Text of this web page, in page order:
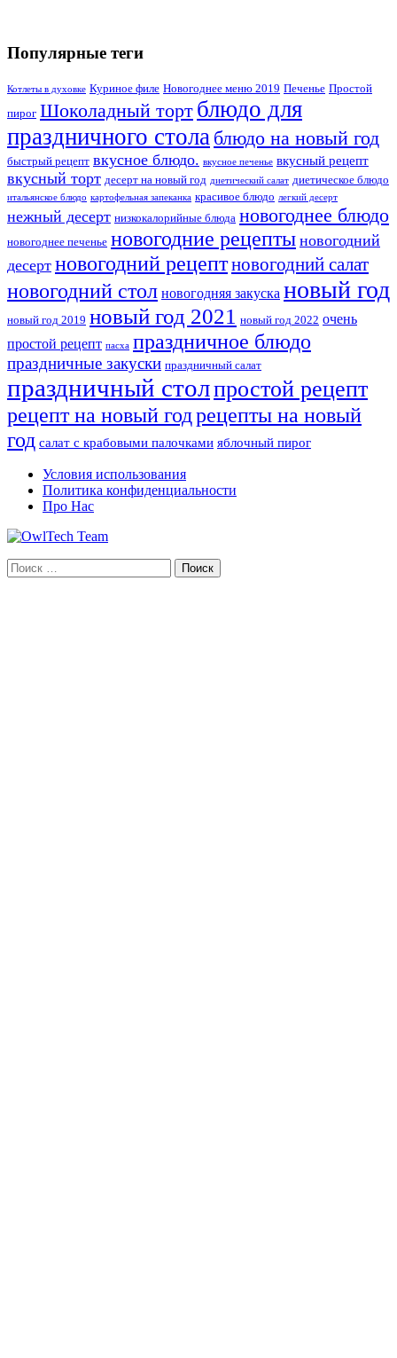
Популярные теги
Котлеты в духовке Куриное филе Новогоднее меню 2019 Печенье Простой
пирог Шоколадный торт блюдо для
праздничного стола блюдо на новый год
быстрый рецепт вкусное блюдо. вкусное печенье вкусный рецепт
вкусный торт десерт на новый год диетический салат диетическое блюдо
итальянское блюдо картофельная запеканка красивое блюдо легкий десерт
нежный десерт низкокалорийные блюда новогоднее блюдо
новогоднее печенье новогодние рецепты новогодний
десерт новогодний рецептновогодний салат
новогодний стол новогодняя закуска новый год
новый год 2019 новый год 2021 новый год 2022 очень
простой рецепт пасха праздничное блюдо
праздничные закуски праздничный салат
праздничный столпростой рецепт
рецепт на новый годрецепты на новый
год салат с крабовыми палочками яблочный пирог
Условия использования
Политика конфиденциальности
Про Нас